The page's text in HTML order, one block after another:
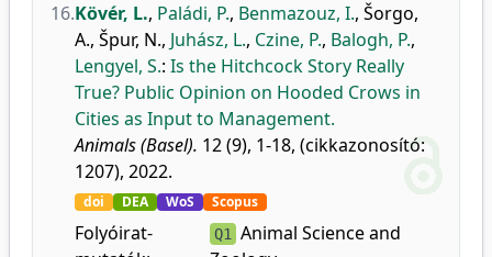
16.Kövér, L., Paládi, P., Benmazouz, I., Šorgo,
A., Špur, N., Juhász, L., Czine, P., Balogh, P.,
Lengyel, S.: Is the Hitchcock Story Really
True? Public Opinion on Hooded Crows in
Cities as Input to Management.
Animals (Basel). 12 (9), 1-18, (cikkazonosító:
1207), 2022.
doi DEA WoS Scopus
Folyóirat-
Q1
Animal Science and